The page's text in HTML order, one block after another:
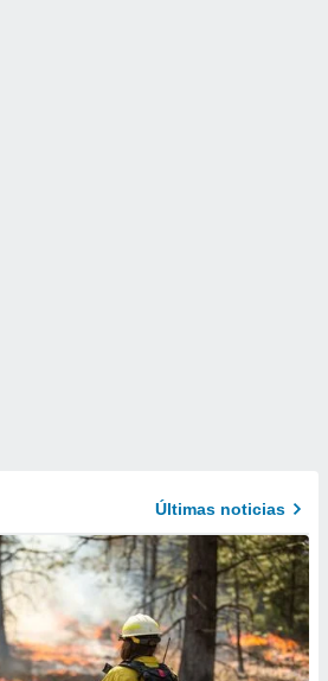
Últimas noticias